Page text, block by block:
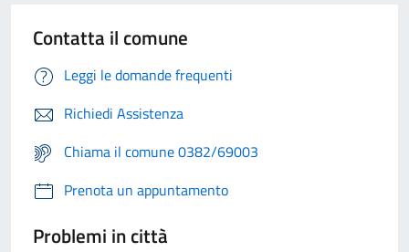
Contatta il comune
Leggi le domande frequenti
Richiedi Assistenza
Chiama il comune 0382/69003
Prenota un appuntamento
Problemi in città